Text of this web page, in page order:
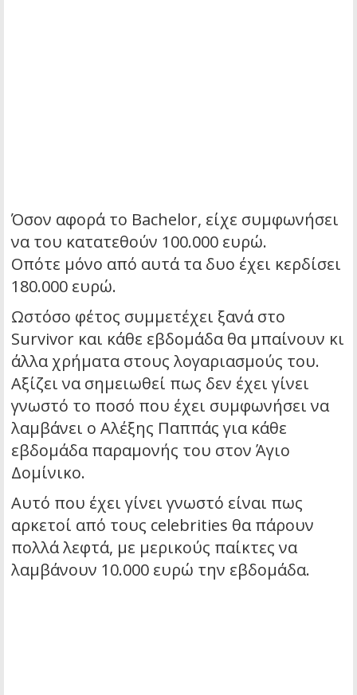
Όσον αφορά το Bachelor, είχε συμφωνήσει
να του κατατεθούν 100.000 ευρώ.
Οπότε μόνο από αυτά τα δυο έχει κερδίσει
180.000 ευρώ.
Ωστόσο φέτος συμμετέχει ξανά στο
Survivor και κάθε εβδομάδα θα μπαίνουν κι
άλλα χρήματα στους λογαριασμούς του.
Αξίζει να σημειωθεί πως δεν έχει γίνει
γνωστό το ποσό που έχει συμφωνήσει να
λαμβάνει ο Αλέξης Παππάς για κάθε
εβδομάδα παραμονής του στον Άγιο
Δομίνικο.
Αυτό που έχει γίνει γνωστό είναι πως
αρκετοί από τους celebrities θα πάρουν
πολλά λεφτά, με μερικούς παίκτες να
λαμβάνουν 10.000 ευρώ την εβδομάδα.